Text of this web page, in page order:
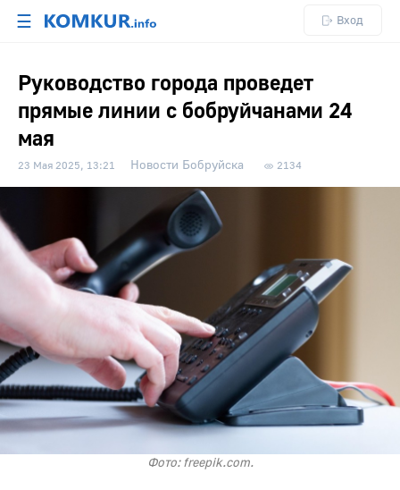
☰ Вход
Руководство города проведет
прямые линии с бобруйчанами 24
мая
23 Мая 2025, 13:21 Новости Бобруйска 2134
Фото: freepik.com.